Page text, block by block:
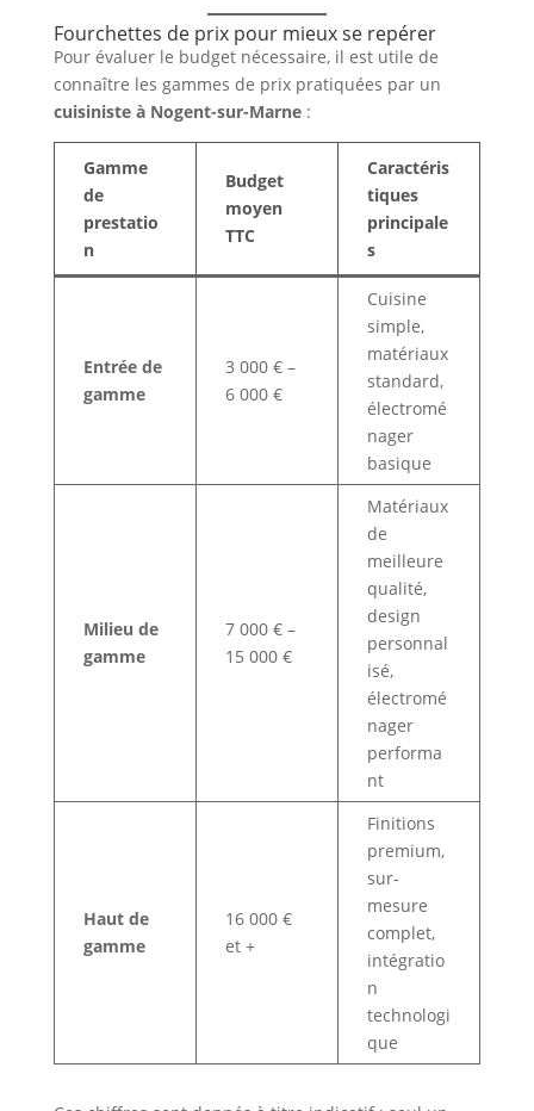
Fourchettes de prix pour mieux se repérer
Pour évaluer le budget nécessaire, il est utile de
connaître les gammes de prix pratiquées par un
cuisiniste à Nogent-sur-Marne:
Gamme
de
prestatio
n
Budget
moyen
TTC
Caractéris
tiques
principale
s
Entrée de
gamme
3 000 € –
6 000 €
Cuisine
simple,
matériaux
standard,
électromé
nager
basique
Milieu de
gamme
7 000 € –
15 000 €
Matériaux
de
meilleure
qualité,
design
personnal
isé,
électromé
nager
performa
nt
Haut de
gamme
16 000 €
et +
Finitions
premium,
sur-
mesure
complet,
intégratio
n
technologi
que